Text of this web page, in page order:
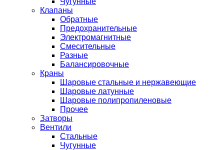
Клапаны
Обратные
Предохранительные
Электромагнитные
Смесительные
Разные
Балансировочные
Краны
Шаровые стальные и нержавеющие
Шаровые латунные
Шаровые полипропиленовые
Прочее
Затворы
Вентили
Стальные
Чугунные